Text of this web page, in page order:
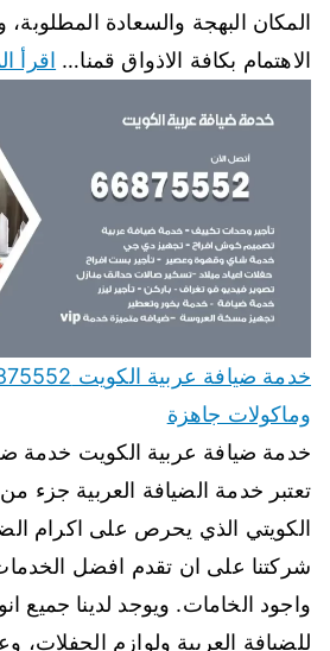
المكان البهجة والسعادة
الاهتمام بكافة الاذواق قمنا… اقرأ
وماكولات جاهزة
خدمة ضيافة عربية الكويت خدمة
تعتبر خدمة الضيافة العربية جزء
الكويتي الذي يحرص على اكرام
شركتنا على ان تقدم افضل
واجود الخامات. ويوجد لدينا جميع
للضيافة العربية ولوازم الحفلات،